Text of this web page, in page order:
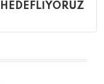
HEDEFLİYORUZ